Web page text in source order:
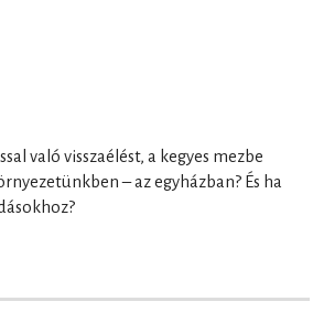
való visszaélést, a kegyes mezbe
– az egyházban? És ha